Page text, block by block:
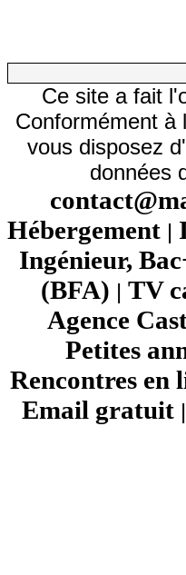
Ce site a fait
Conformément à
vous disposez
données
Hébergement |
Ingénieur,
(BFA) | TV
Agence
Petites
Rencontres en
Email gratuit|